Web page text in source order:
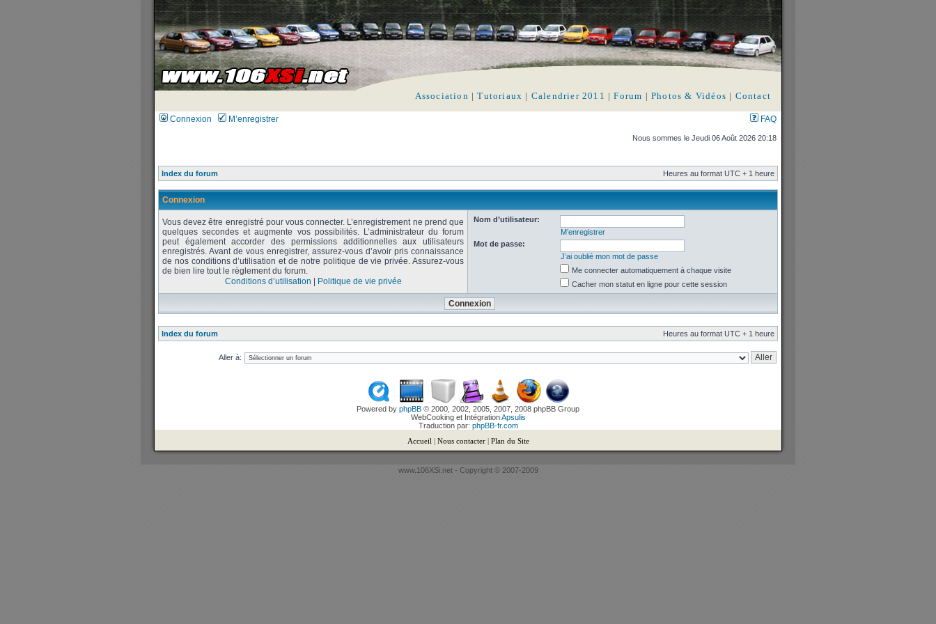
Association |Tutoriaux | Calendrier 2011 |Forum | Photos & Vidéos | Contact
Connexion M’enregistrer FAQ
Nous sommes le Jeudi 06 Août 2026 20:18
Index du forum Heures au format UTC + 1 heure
Connexion
Vous devez être enregistré pour vous connecter. L’enregistrement ne prend que
quelques secondes et augmente vos possibilités. L’administrateur du forum
peut également accorder des permissions additionnelles aux utilisateurs
enregistrés. Avant de vous enregistrer, assurez-vous d’avoir pris connaissance
de nos conditions d’utilisation et de notre politique de vie privée. Assurez-vous
de bien lire tout le règlement du forum.
Conditions d’utilisation
Politique de vie privée
Nom d’utilisateur:
M’enregistrer
Mot de passe:
J’ai oublié mon mot de passe
Me connecter automatiquement à chaque visite
Cacher mon statut en ligne pour cette session
Index du forum Heures au format UTC + 1 heure
Aller à:
Powered by phpBB © 2000, 2002, 2005, 2007, 2008 phpBB Group
WebCooking et IntégrationApsulis
Traduction par: phpBB-fr.com
Accueil | Nous contacter| Plan du Site
www.106XSi.net - Copyright © 2007-2009